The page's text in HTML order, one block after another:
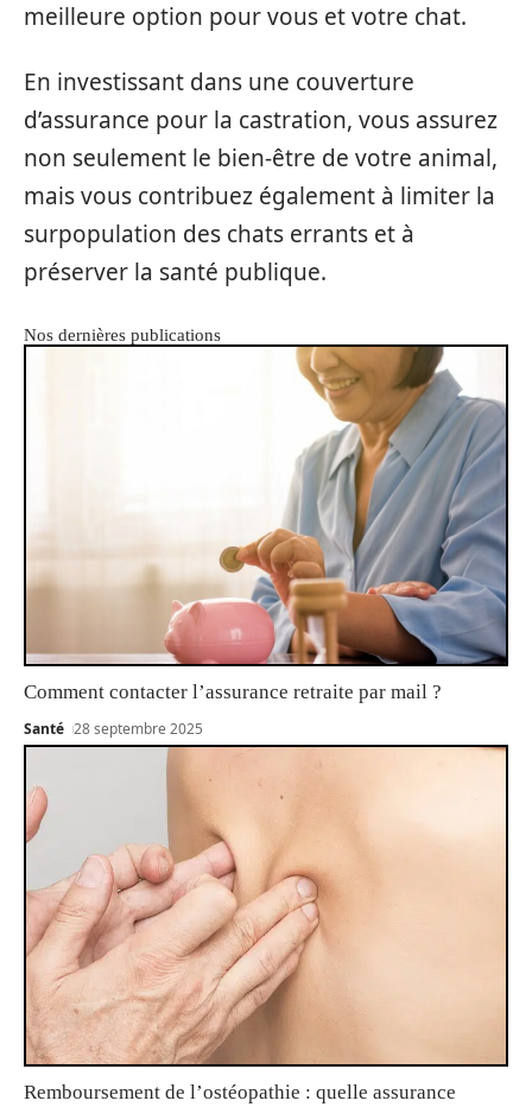
meilleure option pour vous et votre chat.
En investissant dans une couverture
d’assurance pour la castration, vous assurez
non seulement le bien-être de votre animal,
mais vous contribuez également à limiter la
surpopulation des chats errants et à
préserver la santé publique.
Nos dernières publications
Comment contacter l’assurance retraite par mail ?
Santé 28 septembre 2025
Remboursement de l’ostéopathie : quelle assurance